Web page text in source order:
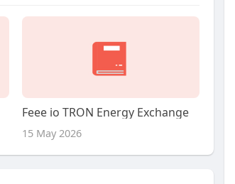
Feee io TRON Energy Exchange
15 May 2026